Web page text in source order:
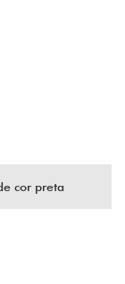
cor preta